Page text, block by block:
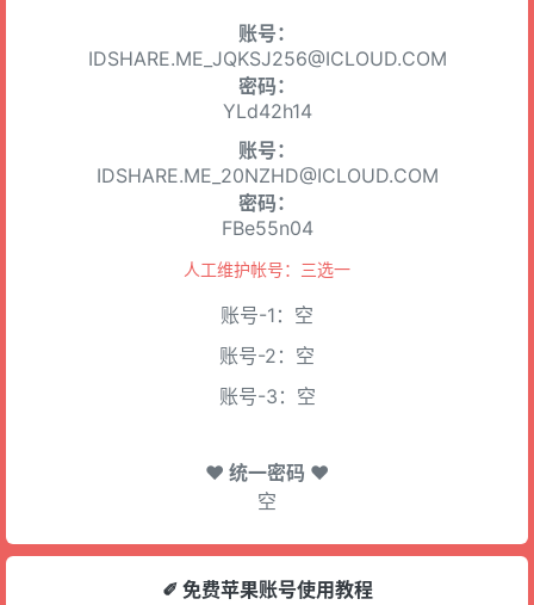
账号：
IDSHARE.ME_JQKSJ256@ICLOUD.COM
密码：
YLd42h14
账号：
IDSHARE.ME_20NZHD@ICLOUD.COM
密码：
FBe55n04
人工维护帐号：三选一
账号-1：空
账号-2：空
账号-3：空
♥ 统一密码 ♥
空
✐ 免费苹果账号使用教程